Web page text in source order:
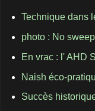
Technique dans
photo : No
En vrac : l' AHD
Naish éco-
Succès